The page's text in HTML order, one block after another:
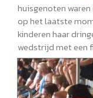
huisgenoten
op het laatste
kinderen haar
wedstrijd met een